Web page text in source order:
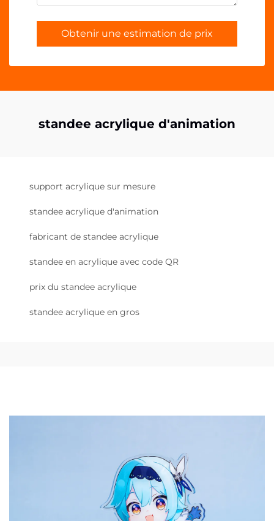
Obtenir une estimation de prix
standee acrylique d'animation
support acrylique sur mesure
standee acrylique d'animation
fabricant de standee acrylique
standee en acrylique avec code QR
prix du standee acrylique
standee acrylique en gros